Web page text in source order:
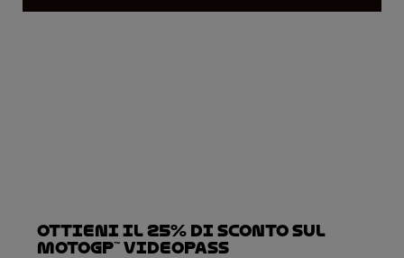
Ottieni il 25% di sconto sul
MotoGP™ VideoPass